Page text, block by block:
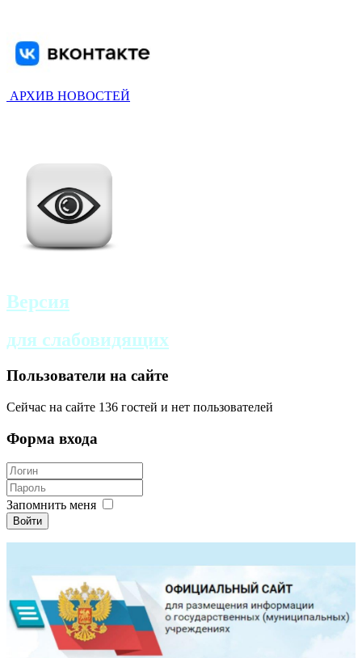
АРХИВ НОВОСТЕЙ
Версия
для слабовидящих
Пользователи на сайте
Сейчас на сайте 136 гостей и нет пользователей
Форма входа
Запомнить меня
Войти